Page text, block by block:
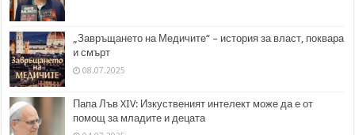
„Завръщането на Медичите“ – история за власт, поквара
и смърт
08.07.2025
Папа Лъв XIV: Изкуственият интелект може да е от
помощ за младите и децата